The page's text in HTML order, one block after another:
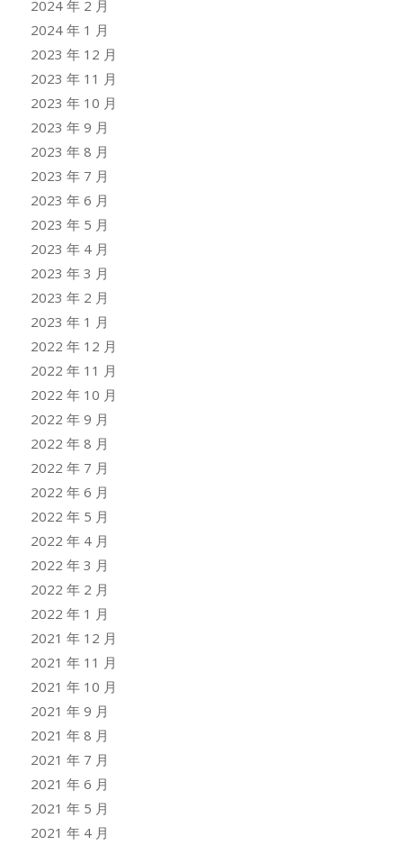
2024 年 2 月
2024 年 1 月
2023 年 12 月
2023 年 11 月
2023 年 10 月
2023 年 9 月
2023 年 8 月
2023 年 7 月
2023 年 6 月
2023 年 5 月
2023 年 4 月
2023 年 3 月
2023 年 2 月
2023 年 1 月
2022 年 12 月
2022 年 11 月
2022 年 10 月
2022 年 9 月
2022 年 8 月
2022 年 7 月
2022 年 6 月
2022 年 5 月
2022 年 4 月
2022 年 3 月
2022 年 2 月
2022 年 1 月
2021 年 12 月
2021 年 11 月
2021 年 10 月
2021 年 9 月
2021 年 8 月
2021 年 7 月
2021 年 6 月
2021 年 5 月
2021 年 4 月